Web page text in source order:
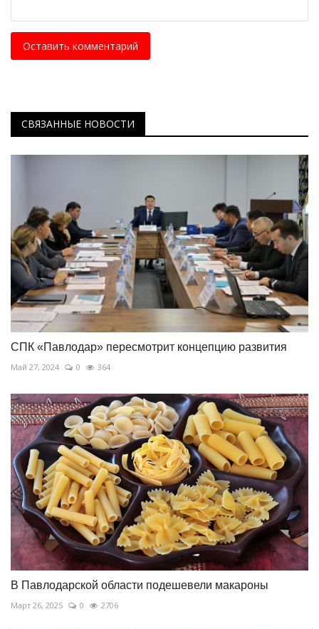
Оставить комментарий
СВЯЗАННЫЕ НОВОСТИ
СПК «Павлодар» пересмотрит концепцию развития
Май 27, 2024 0 364
В Павлодарской области подешевели макароны
Март 26, 2025 0 2706